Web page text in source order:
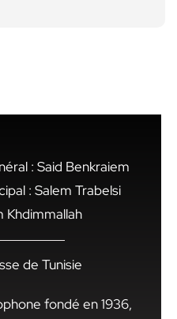
: Said Benkraiem
: Salem Trabelsi
Khdimmallah
de Tunisie
fondé en 1936,